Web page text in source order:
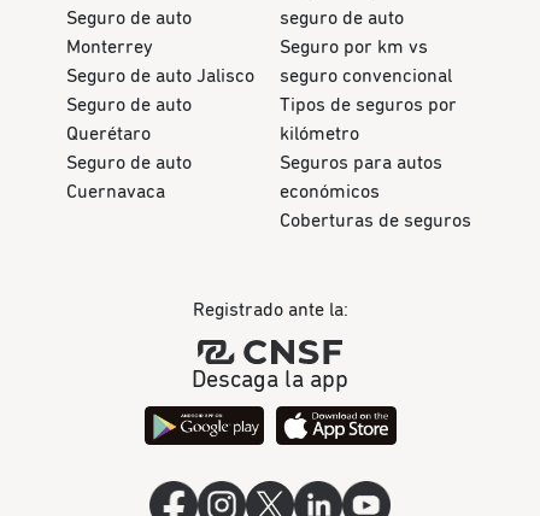
Seguro de auto
Monterrey
Seguro de auto Jalisco
Seguro de auto
Querétaro
Seguro de auto
Cuernavaca
seguro de auto
Seguro por km vs
seguro convencional
Tipos de seguros por
kilómetro
Seguros para autos
económicos
Coberturas de seguros
Registrado ante la:
Descaga la app